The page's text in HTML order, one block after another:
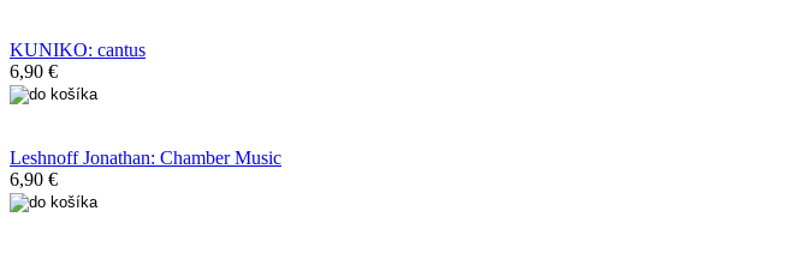
KUNIKO: cantus
6,90 €
Leshnoff Jonathan: Chamber Music
6,90 €